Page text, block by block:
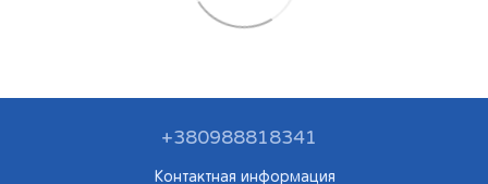
+380988818341
Контактная информация